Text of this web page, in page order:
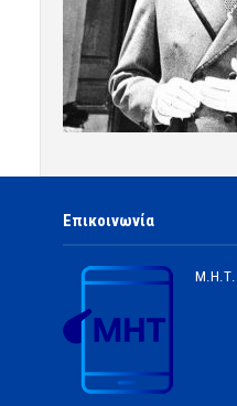
Επικοινωνία
Μ.Η.Τ.